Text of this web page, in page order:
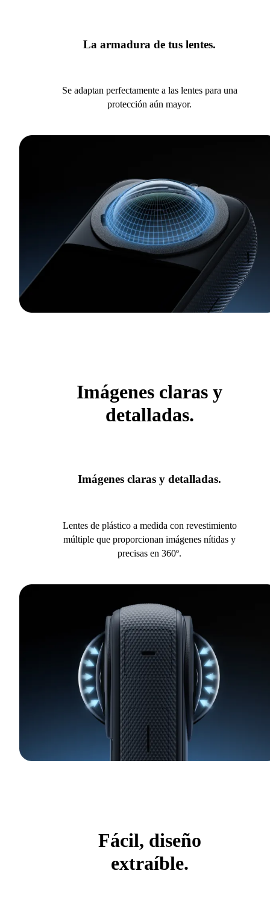
La armadura de tus lentes.
Se adaptan perfectamente a las lentes para una
protección aún mayor.
Imágenes claras y
detalladas.
Imágenes claras y detalladas.
Lentes de plástico a medida con revestimiento
múltiple que proporcionan imágenes nítidas y
precisas en 360º.
Fácil, diseño
extraíble.